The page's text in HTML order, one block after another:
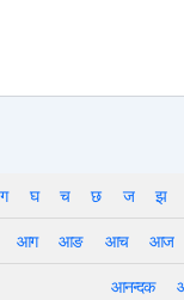
ग घ च छ ज झ
आग आङ आच आज
आनन्दक